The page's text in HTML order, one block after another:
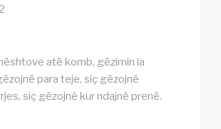
atë komb, gëzimin ia
para teje, siç gëzojnë
siç gëzojnë kur ndajnë prenë.